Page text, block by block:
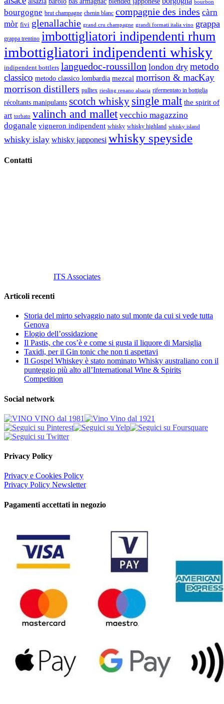
bourbon
bourgogne brut champagne chenin blanc compagnie des indes càrn
mòr fivi glenallachie grand cru champagne grandi formati italia vino grappa
grappa trentino imbottigliatori indipendenti rhum
imbottigliatori indipendenti whisky
indipendent bottlers languedoc-roussillon london dry metodo
classico metodo classico lombardia mezcal morrison & macKay
morrison distillers pulltex riesling renano alsazia rifermentato in bottiglia
récoltants manipulants scotch whisky single malt the spirit of
art torbato valinch and mallet vecchio magazzino
doganale vigneron indipendent whisky whisky highland whisky island
whisky islay whisky japponesi whisky speyside
Contatti
ITS Associates
Articoli recenti
Storia del mirto selvaggio nato sul monte da cui si vede tutta
Genova
Elogio dell’ossidazione
Il Pastis, che cos’è e come si gusta il liquore di Marsiglia
Taxidi, per il Gin tonic che non ti aspettavi
Il Gospel Whiskey è stato nominato Whisky australiano con il
punteggio più alto all’International Wine & Spirits
Competition
Social network
Privacy Policy
Privacy e Cookies Policy
Privacy Policy Newsletter
Pagamenti accettati in negozio